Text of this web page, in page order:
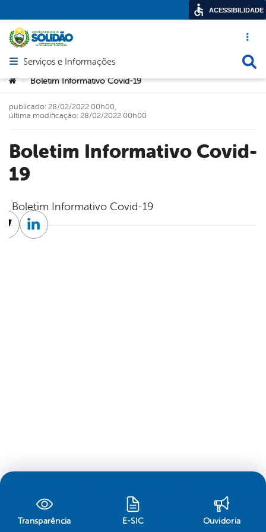
Acesso
Abrir menu principal de navegação
Serviços e Informações
Você está aqui:
> Boletim Informativo Covid-19
Boletim Informativo Covid-
19
publicado: 28/02/2022 00h00,
última modificação: 28/02/2022 00h00
Boletim Informativo Covid-19
TwitterLinkedin
Transparência E-SIC Ouvidoria
ACESSIBILIDADE